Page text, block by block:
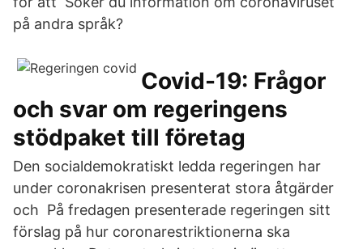
på andra språk?
Covid-19: Frågor
och svar om regeringens
stödpaket till företag
Den socialdemokratiskt ledda regeringen har
under coronakrisen presenterat stora åtgärder
och På fredagen presenterade regeringen sitt
förslag på hur coronarestriktionerna ska